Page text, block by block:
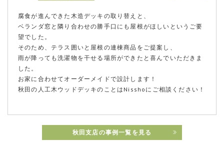
腐食が進んできた木造デッキの取り替えと、
ベランダ窓と隣り合わせの勝手口にも屋根がほしいというご要
望でした。
そのため、テラス囲いと屋根の連棟商品をご提案し、
雨が降っても洗濯物を干せる場所ができたと喜んでいただきま
した。
お家に合わせてオーダーメイドで設計します！
秋田の人工木ウッドデッキのことはNisshoにご相談ください！
秋田支店の事例一覧を見る